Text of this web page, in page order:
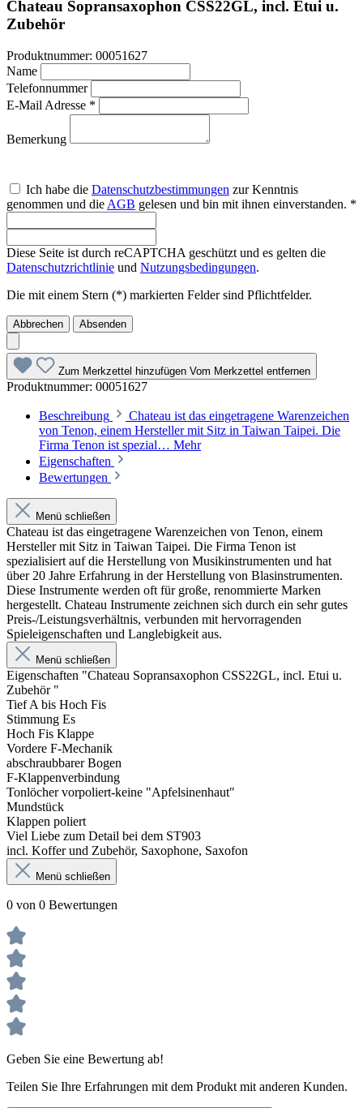
Chateau Sopransaxophon CSS22GL, incl. Etui u.
Zubehör
Produktnummer: 00051627
Name
Telefonnummer
E-Mail Adresse *
Bemerkung
Ich habe die Datenschutzbestimmungen zur Kenntnis
genommen und die AGB gelesen und bin mit ihnen einverstanden. *
Diese Seite ist durch reCAPTCHA geschützt und es gelten die
Datenschutzrichtlinie und Nutzungsbedingungen.
Die mit einem Stern (*) markierten Felder sind Pflichtfelder.
Abbrechen Absenden
Zum Merkzettel hinzufügen Vom Merkzettel entfernen
Produktnummer: 00051627
Beschreibung
Chateau ist das eingetragene Warenzeichen
von Tenon, einem Hersteller mit Sitz in Taiwan Taipei. Die
Firma Tenon ist spezial… Mehr
Eigenschaften
Bewertungen
Menü schließen
Chateau ist das eingetragene Warenzeichen von Tenon, einem
Hersteller mit Sitz in Taiwan Taipei. Die Firma Tenon ist
spezialisiert auf die Herstellung von Musikinstrumenten und hat
über 20 Jahre Erfahrung in der Herstellung von Blasinstrumenten.
Diese Instrumente werden oft für große, renommierte Marken
hergestellt. Chateau Instrumente zeichnen sich durch ein sehr gutes
Preis-/Leistungsverhältnis, verbunden mit hervorragenden
Spieleigenschaften und Langlebigkeit aus.
Menü schließen
Eigenschaften "Chateau Sopransaxophon CSS22GL, incl. Etui u.
Zubehör "
Tief A bis Hoch Fis
Stimmung Es
Hoch Fis Klappe
Vordere F-Mechanik
abschraubbarer Bogen
F-Klappenverbindung
Tonlöcher vorpoliert-keine "Apfelsinenhaut"
Mundstück
Klappen poliert
Viel Liebe zum Detail bei dem ST903
incl. Koffer und Zubehör, Saxophone, Saxofon
Menü schließen
0 von 0 Bewertungen
Geben Sie eine Bewertung ab!
Teilen Sie Ihre Erfahrungen mit dem Produkt mit anderen Kunden.